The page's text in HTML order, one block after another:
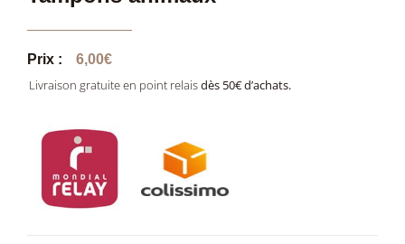
Prix : 6,00€
Livraison gratuite en point relaisdès 50€ d’achats.